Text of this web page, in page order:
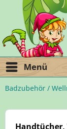
Menü
Badzubehör /
Handtücher,